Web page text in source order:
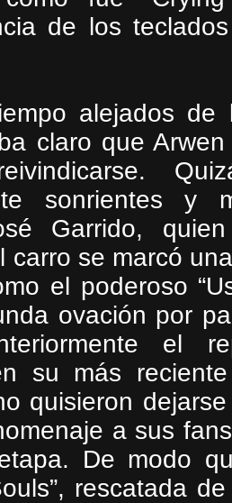
de los
alejados
claro que
sonrientes y
Garrido,
carro se marcó
el poderoso
ovación por
el
su más reciente
quisieron
a sus
De modo
rescatada